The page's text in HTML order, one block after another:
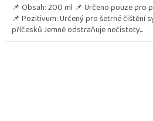
📌 Obsah: 200 ml 📌 Určeno pouze pro
📌 Pozitivum: Určený pro šetrné čištění
příčesků Jemně odstraňuje nečistoty...